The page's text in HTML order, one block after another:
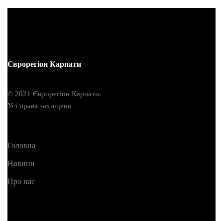
Єврорегіон Карпати
© 2021 Єврорегіон Карпати.
Усі права захищено
Головна
Новини
Про нас